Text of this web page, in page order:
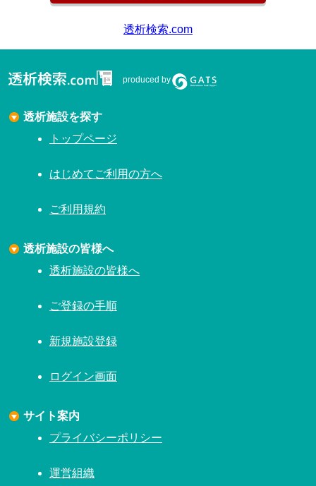
透析検索.com
produced by
透析施設を探す
トップページ
はじめてご利用の方へ
ご利用規約
透析施設の皆様へ
透析施設の皆様へ
ご登録の手順
新規施設登録
ログイン画面
サイト案内
プライバシーポリシー
運営組織